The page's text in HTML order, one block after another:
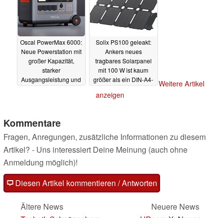
Oscal PowerMax 6000:
Neue Powerstation mit
großer Kapazität,
starker
Ausgangsleistung und
Solix PS100 geleakt:
Ankers neues
tragbares Solarpanel
mit 100 W ist kaum
größer als ein DIN-A4-
Weitere Artikel
anzeigen
Kommentare
Fragen, Anregungen, zusätzliche Informationen zu diesem
Artikel? - Uns interessiert Deine Meinung (auch ohne
Anmeldung möglich)!
Diesen Artikel kommentieren / Antworten
Ältere News
Neuere News